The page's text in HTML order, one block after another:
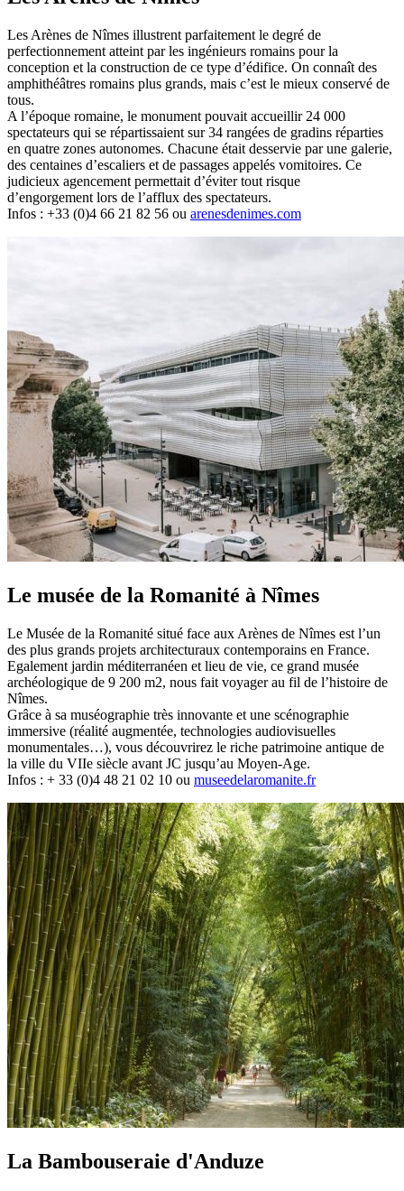
Les Arènes de Nîmes illustrent parfaitement le degré de
perfectionnement atteint par les ingénieurs romains pour la
conception et la construction de ce type d’édifice. On connaît des
amphithéâtres romains plus grands, mais c’est le mieux conservé de
tous.
A l’époque romaine, le monument pouvait accueillir 24 000
spectateurs qui se répartissaient sur 34 rangées de gradins réparties
en quatre zones autonomes. Chacune était desservie par une galerie,
des centaines d’escaliers et de passages appelés vomitoires. Ce
judicieux agencement permettait d’éviter tout risque
d’engorgement lors de l’afflux des spectateurs.
Infos : +33 (0)4 66 21 82 56 ou arenesdenimes.com
Le musée de la Romanité à Nîmes
Le Musée de la Romanité situé face aux Arènes de Nîmes est l’un
des plus grands projets architecturaux contemporains en France.
Egalement jardin méditerranéen et lieu de vie, ce grand musée
archéologique de 9 200 m2, nous fait voyager au fil de l’histoire de
Nîmes.
Grâce à sa muséographie très innovante et une scénographie
immersive (réalité augmentée, technologies audiovisuelles
monumentales…), vous découvrirez le riche patrimoine antique de
la ville du VIIe siècle avant JC jusqu’au Moyen-Age.
Infos : + 33 (0)4 48 21 02 10 ou museedelaromanite.fr
La Bambouseraie d'Anduze